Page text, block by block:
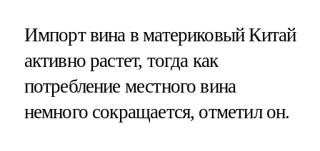
Импорт вина в материковый Китай
активно растет, тогда как
потребление местного вина
немного сокращается, отметил он.